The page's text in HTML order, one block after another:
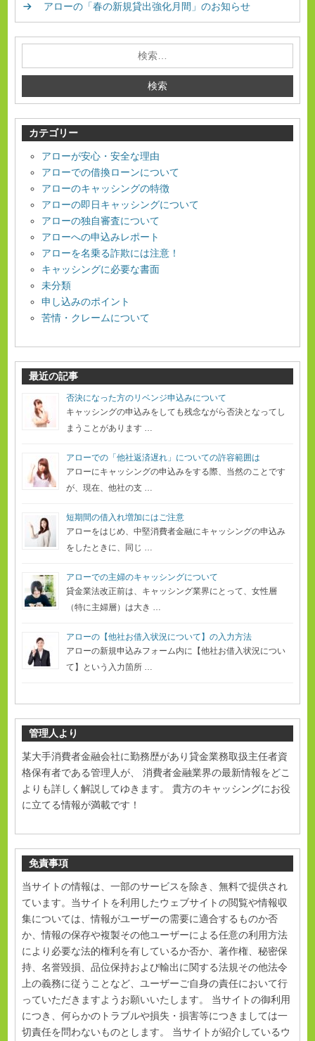
o
k
アローの「春の新規貸出強化月間」のお知らせ
カテゴリー
アローが安心・安全な理由
アローでの借換ローンについて
アローのキャッシングの特徴
アローの即日キャッシングについて
アローの独自審査について
アローへの申込みレポート
アローを名乗る詐欺には注意！
キャッシングに必要な書面
未分類
申し込みのポイント
苦情・クレームについて
最近の記事
否決になった方のリベンジ申込みについて
キャッシングの申込みをしても残念ながら否決となってし
まうことがあります …
アローでの「他社返済遅れ」についての許容範囲は
アローにキャッシングの申込みをする際、当然のことです
が、現在、他社の支 …
短期間の借入れ増加にはご注意
アローをはじめ、中堅消費者金融にキャッシングの申込み
をしたときに、同じ …
アローでの主婦のキャッシングについて
貸金業法改正前は、キャッシング業界にとって、女性層
（特に主婦層）は大き …
アローの【他社お借入状況について】の入力方法
アローの新規申込みフォーム内に【他社お借入状況につい
て】という入力箇所 …
管理人より
某大手消費者金融会社に勤務歴があり貸金業務取扱主任者資
格保有者である管理人が、 消費者金融業界の最新情報をどこ
よりも詳しく解説してゆきます。 貴方のキャッシングにお役
に立てる情報が満載です！
免責事項
当サイトの情報は、一部のサービスを除き、無料で提供され
ています。当サイトを利用したウェブサイトの閲覧や情報収
集については、情報がユーザーの需要に適合するものか否
か、情報の保存や複製その他ユーザーによる任意の利用方法
により必要な法的権利を有しているか否か、著作権、秘密保
持、名誉毀損、品位保持および輸出に関する法規その他法令
上の義務に従うことなど、ユーザーご自身の責任において行
っていただきますようお願いいたします。 当サイトの御利用
につき、何らかのトラブルや損失・損害等につきましては一
切責任を問わないものとします。 当サイトが紹介しているウ